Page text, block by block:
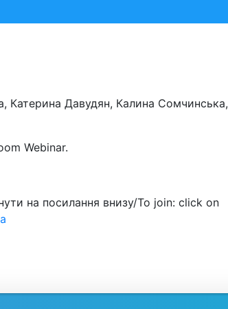
Катерина Давудян, Калина Сомчинська,
Webinar.
на посилання внизу/To join: click on